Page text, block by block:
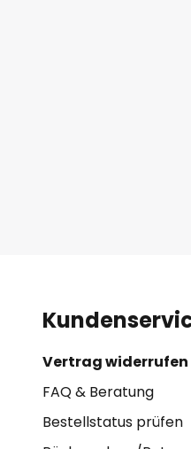
Vertrag widerrufen
FAQ & Beratung
Bestellstatus prüfen